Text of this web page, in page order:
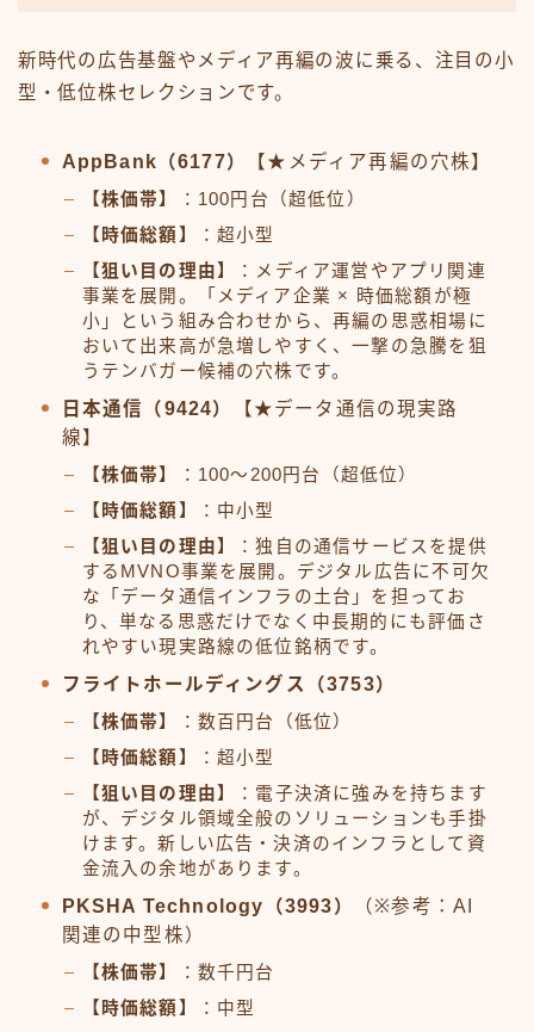
新時代の広告基盤やメディア再編の波に乗る、注目の小
型・低位株セレクションです。
AppBank（6177） 【★メディア再編の穴株】
【株価帯】
：100円台（超低位）
【時価総額】
：超小型
【狙い目の理由】
：メディア運営やアプリ関連
事業を展開。「メディア企業 × 時価総額が極
小」という組み合わせから、再編の思惑相場に
おいて出来高が急増しやすく、一撃の急騰を狙
うテンバガー候補の穴株です。
日本通信（9424）
【★データ通信の現実路
線】
【株価帯】
：100〜200円台（超低位）
【時価総額】
：中小型
【狙い目の理由】
：独自の通信サービスを提供
するMVNO事業を展開。デジタル広告に不可欠
な「データ通信インフラの土台」を担ってお
り、単なる思惑だけでなく中長期的にも評価さ
れやすい現実路線の低位銘柄です。
フライトホールディングス（3753）
【株価帯】
：数百円台（低位）
【時価総額】
：超小型
【狙い目の理由】
：電子決済に強みを持ちます
が、デジタル領域全般のソリューションも手掛
けます。新しい広告・決済のインフラとして資
金流入の余地があります。
PKSHA Technology（3993）
（※参考：AI
関連の中型株）
【株価帯】
：数千円台
【時価総額】
：中型